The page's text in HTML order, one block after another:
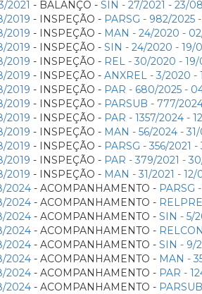
2021 - BALANÇO - SIN - 27/2021 - 23/
2019 - INSPEÇÃO - PARSG - 982/2025
2019 - INSPEÇÃO - MAN - 24/2020 -
2019 - INSPEÇÃO - SIN - 24/2020 - 19/
2019 - INSPEÇÃO - REL - 30/2020 -
2019 - INSPEÇÃO - ANXREL - 3/2020 -
2019 - INSPEÇÃO - PAR - 680/2025 -
2019 - INSPEÇÃO - PARSUB - 777/
2019 - INSPEÇÃO - PAR - 1357/2024 -
2019 - INSPEÇÃO - MAN - 56/2024 -
2019 - INSPEÇÃO - PARSG - 356/2021
2019 - INSPEÇÃO - PAR - 379/2021 -
2019 - INSPEÇÃO - MAN - 31/2021 -
2024 - ACOMPANHAMENTO - PARSG
2024 - ACOMPANHAMENTO -
2024 - ACOMPANHAMENTO - SIN - 5/
2024 - ACOMPANHAMENTO -
2024 - ACOMPANHAMENTO - SIN - 9/
2024 - ACOMPANHAMENTO - MAN -
2024 - ACOMPANHAMENTO - PAR -
2024 - ACOMPANHAMENTO -